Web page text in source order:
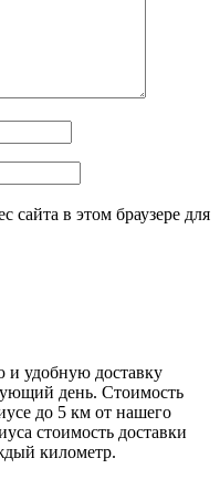
сайта в этом браузере для
удобную доставку
день. Стоимость
до 5 км от нашего
стоимость доставки
километр.